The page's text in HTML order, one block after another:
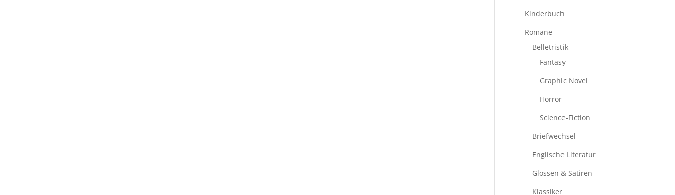
Kinderbuch
Romane
Belletristik
Fantasy
Graphic Novel
Horror
Science-Fiction
Briefwechsel
Englische Literatur
Glossen & Satiren
Klassiker